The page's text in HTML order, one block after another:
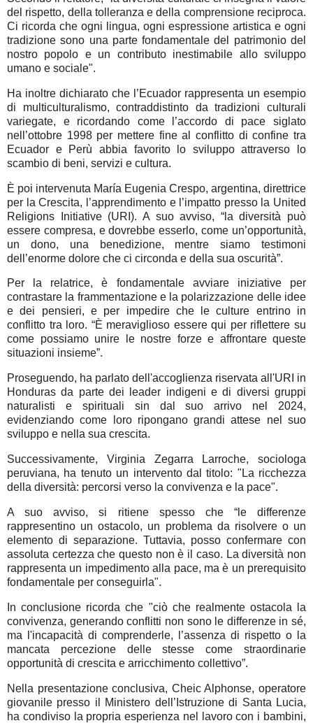
del rispetto, della tolleranza e della comprensione reciproca.
Ci ricorda che ogni lingua, ogni espressione artistica e ogni
tradizione sono una parte fondamentale del patrimonio del
nostro popolo e un contributo inestimabile allo sviluppo
umano e sociale".
Ha inoltre dichiarato che l’Ecuador rappresenta un esempio
di multiculturalismo, contraddistinto da tradizioni culturali
variegate, e ricordando come l’accordo di pace siglato
nell’ottobre 1998 per mettere fine al conflitto di confine tra
Ecuador e Perù abbia favorito lo sviluppo attraverso lo
scambio di beni, servizi e cultura.
È poi intervenuta María Eugenia Crespo, argentina, direttrice
per la Crescita, l’apprendimento e l’impatto presso la United
Religions Initiative (URI). A suo avviso, “la diversità può
essere compresa, e dovrebbe esserlo, come un’opportunità,
un dono, una benedizione, mentre siamo testimoni
dell’enorme dolore che ci circonda e della sua oscurità”.
Per la relatrice, è fondamentale avviare iniziative per
contrastare la frammentazione e la polarizzazione delle idee
e dei pensieri, e per impedire che le culture entrino in
conflitto tra loro. “È meraviglioso essere qui per riflettere su
come possiamo unire le nostre forze e affrontare queste
situazioni insieme”.
Proseguendo, ha parlato dell'accoglienza riservata all'URI in
Honduras da parte dei leader indigeni e di diversi gruppi
naturalisti e spirituali sin dal suo arrivo nel 2024,
evidenziando come loro ripongano grandi attese nel suo
sviluppo e nella sua crescita.
Successivamente, Virginia Zegarra Larroche, sociologa
peruviana, ha tenuto un intervento dal titolo: "La ricchezza
della diversità: percorsi verso la convivenza e la pace".
A suo avviso, si ritiene spesso che “le differenze
rappresentino un ostacolo, un problema da risolvere o un
elemento di separazione. Tuttavia, posso confermare con
assoluta certezza che questo non è il caso. La diversità non
rappresenta un impedimento alla pace, ma è un prerequisito
fondamentale per conseguirla".
In conclusione ricorda che "ciò che realmente ostacola la
convivenza, generando conflitti non sono le differenze in sé,
ma l'incapacità di comprenderle, l’assenza di rispetto o la
mancata percezione delle stesse come straordinarie
opportunità di crescita e arricchimento collettivo”.
Nella presentazione conclusiva, Cheic Alphonse, operatore
giovanile presso il Ministero dell’Istruzione di Santa Lucia,
ha condiviso la propria esperienza nel lavoro con i bambini,